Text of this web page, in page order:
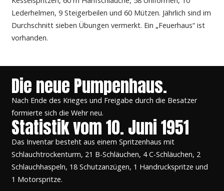
Lederhelmen, 9 Steigerbeilen und 60 Mützen. Jährlich sind im
Durchschnitt sieben Übungen vermerkt. Ein „Feuerhaus“ ist
vorhanden.
Die neue Pumpenhaus.
Nach Ende des Krieges und Freigabe durch die Besatzer
formierte sich die Wehr neu.
Statistik vom 10. Juni 1951
Das Inventar besteht aus einem Spritzenhaus mit
Schlauchtrockenturm, 21 B-Schläuchen, 4 C-Schläuchen, 2
Schlauchhaspeln, 18 Schutzanzügen, 1 Handruckspritze und
1 Motorspritze.